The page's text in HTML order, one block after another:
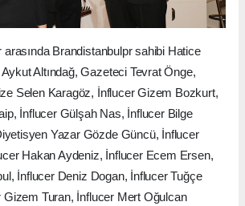
arasında Brandistanbulpr sahibi Hatice
Altındağ, Gazeteci Tevrat Önge,
Selen Karagöz, İnflucer Gizem Bozkurt,
İnflucer Gülşah Nas, İnflucer Bilge
Yazar Gözde Güncü, İnflucer
Hakan Aydeniz, İnflucer Ecem Ersen,
İnflucer Deniz Dogan, İnflucer Tuğçe
Gizem Turan, İnflucer Mert Oğulcan